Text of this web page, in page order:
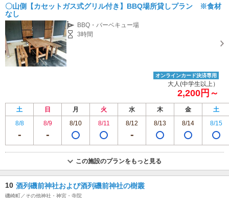
専用駐車場あり（無料）20台 A-VILLAGE施設正面 10台 RV パーク A-VILLAGE の裏 駐車場10台
〇山側【カセットガス式グリル付き】BBQ場所貸しプラン ※食材
なし
BBQ・バーベキュー場
3時間
オンラインカード決済専用
大人(中学生以上）
2,200円～
土 日 月 火 水 木 金
土
8/8
8/9 8/10 8/11 8/12 8/13 8/14 8/15
この施設のプランをもっと見る
10 酒列磯前神社および酒列磯前神社の樹叢
磯崎町／その他神社・神宮・寺院